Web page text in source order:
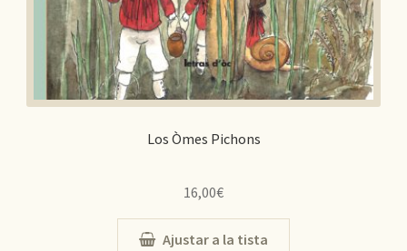
Los Òmes Pichons
16,00€
Ajustar a la tista